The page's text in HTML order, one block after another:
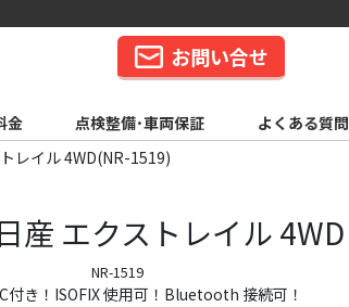
お問い合せ
金 点検整備･車両保証 よくある質問
レイル 4WD(NR-1519)
産 エクストレイル 4WD
NR-1519
付き！ISOFIX 使用可！Bluetooth 接続可！